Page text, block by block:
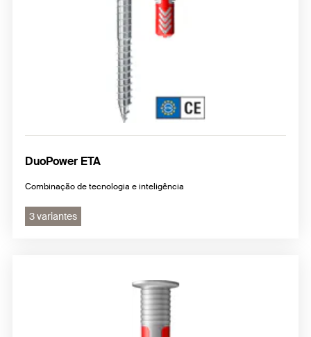
DuoPower ETA
Combinação de tecnologia e inteligência
3 variantes